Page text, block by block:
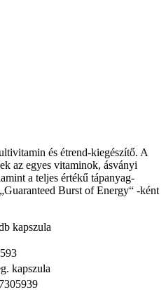
és étrend-kiegészítő. A
az egyes vitaminok, ásványi
a teljes értékű tápanyag-
Burst of Energy“ -ként
kapszula
kapszula